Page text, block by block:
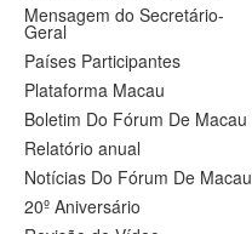
Mensagem do Secretário-
Geral
Países Participantes
Plataforma Macau
Boletim Do Fórum De Macau
Relatório anual
Notícias Do Fórum De Macau
20º Aniversário